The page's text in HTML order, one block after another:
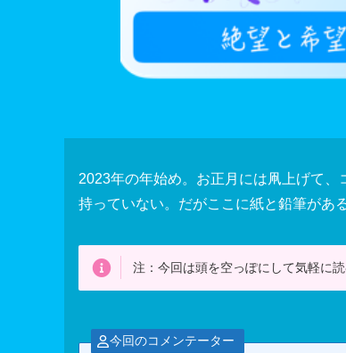
2023年の年始め。お正月には凧上げて
持っていない。だがここに紙と鉛筆があ
注：今回は頭を空っぽにして気軽に
今回のコメンテーター